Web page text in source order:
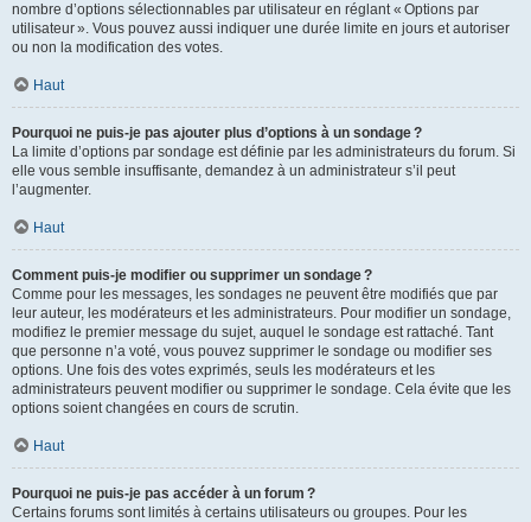
nombre d’options sélectionnables par utilisateur en réglant « Options par
utilisateur ». Vous pouvez aussi indiquer une durée limite en jours et autoriser
ou non la modification des votes.
Haut
Pourquoi ne puis-je pas ajouter plus d’options à un sondage ?
La limite d’options par sondage est définie par les administrateurs du forum. Si
elle vous semble insuffisante, demandez à un administrateur s’il peut
l’augmenter.
Haut
Comment puis-je modifier ou supprimer un sondage ?
Comme pour les messages, les sondages ne peuvent être modifiés que par
leur auteur, les modérateurs et les administrateurs. Pour modifier un sondage,
modifiez le premier message du sujet, auquel le sondage est rattaché. Tant
que personne n’a voté, vous pouvez supprimer le sondage ou modifier ses
options. Une fois des votes exprimés, seuls les modérateurs et les
administrateurs peuvent modifier ou supprimer le sondage. Cela évite que les
options soient changées en cours de scrutin.
Haut
Pourquoi ne puis-je pas accéder à un forum ?
Certains forums sont limités à certains utilisateurs ou groupes. Pour les